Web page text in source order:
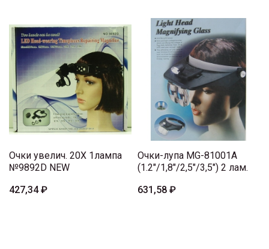
Очки увелич. 20X 1лампа
№9892D NEW
427,34 ₽
Очки-лупа MG-81001A
(1.2"/1,8"/2,5"/3,5") 2 лам.
631,58 ₽